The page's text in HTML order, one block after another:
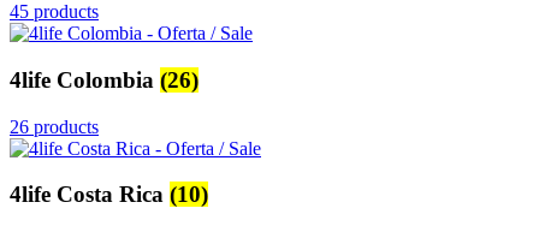
45 products
4life Colombia (26)
26 products
4life Costa Rica (10)